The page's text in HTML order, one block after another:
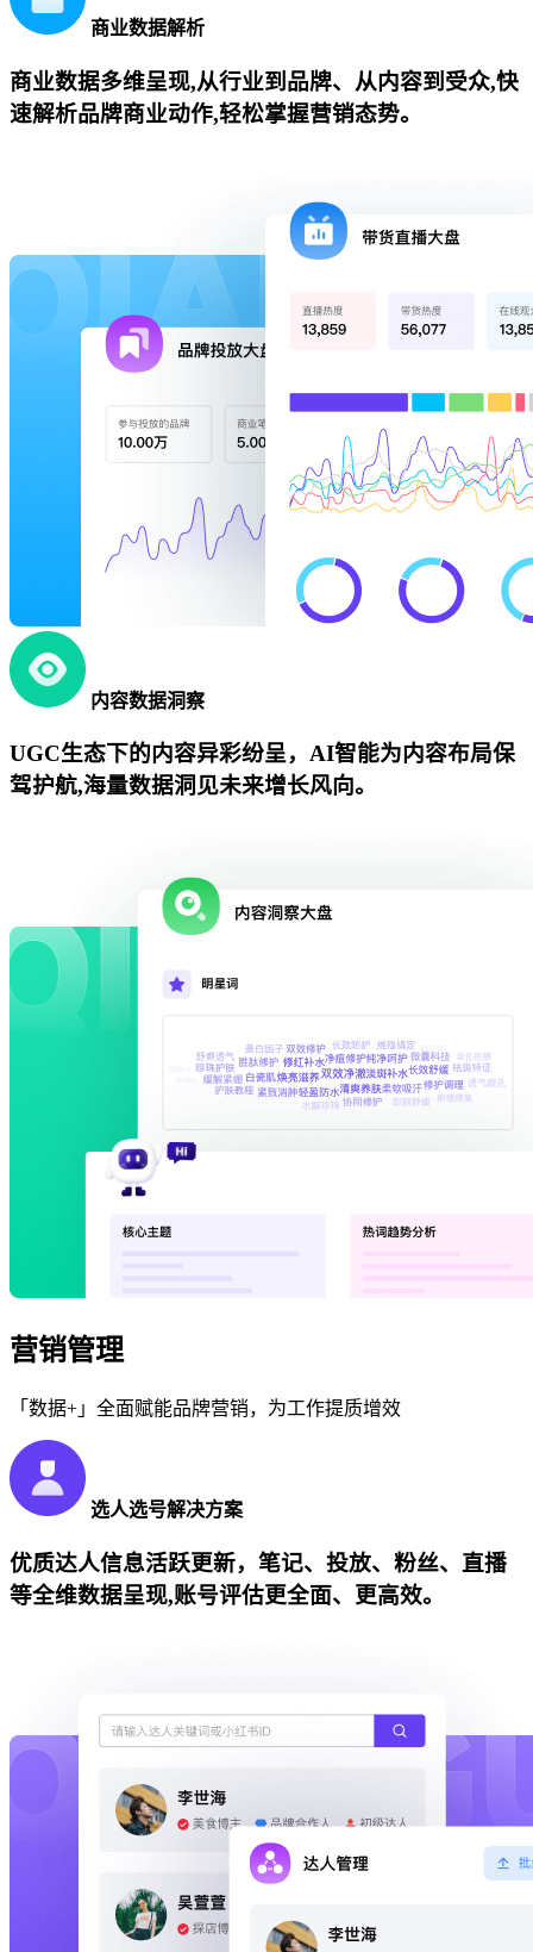
商业数据解析
商业数据多维呈现,从行业到品牌、从内容到受众,快
速解析品牌商业动作,轻松掌握营销态势。
内容数据洞察
UGC生态下的内容异彩纷呈，AI智能为内容布局保
驾护航,海量数据洞见未来增长风向。
营销管理
「数据+」全面赋能品牌营销，为工作提质增效
选人选号解决方案
优质达人信息活跃更新，笔记、投放、粉丝、直播
等全维数据呈现,账号评估更全面、更高效。